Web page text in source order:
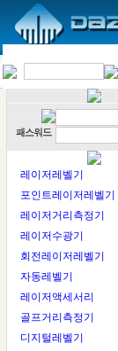
레이저레벨기
포인트레이저레벨기
레이저거리측정기
레이저수광기
회전레이저레벨기
자동레벨기
레이저액세서리
골프거리측정기
디지털레벨기